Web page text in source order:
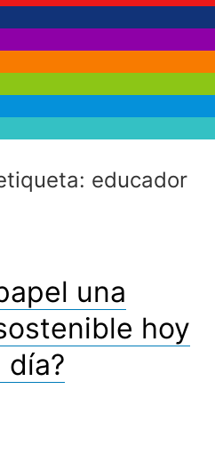
educador
una
hoy
día?